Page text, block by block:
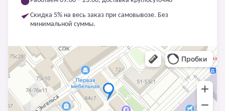
Скидка 5% на весь заказ при самовывозе. Без
минимальной суммы.